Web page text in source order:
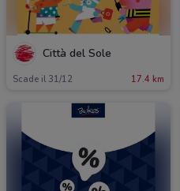
Città del Sole
Scade il 31/12 17.4 km